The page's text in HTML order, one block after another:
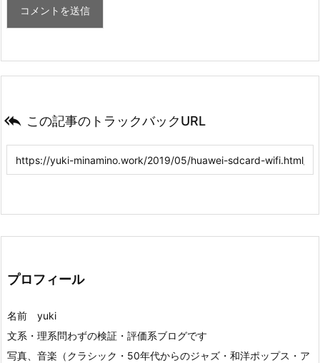
 この記事のトラックバックURL
プロフィール
名前 yuki
文系・理系問わずの検証・評価系ブログです
写真、音楽（クラシック・50年代からのジャズ・和洋ポップス・ア